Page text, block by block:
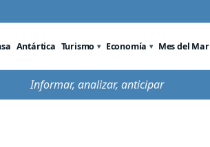
Antártica Turismo Economía Mes del Mar
Informar, analizar, anticipar